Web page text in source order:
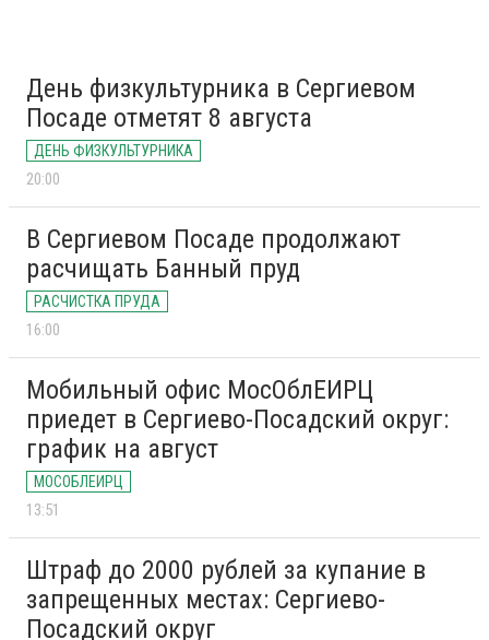
День физкультурника в Сергиевом
Посаде отметят 8 августа
ДЕНЬ ФИЗКУЛЬТУРНИКА
20:00
В Сергиевом Посаде продолжают
расчищать Банный пруд
РАСЧИСТКА ПРУДА
16:00
Мобильный офис МосОблЕИРЦ
приедет в Сергиево-Посадский округ:
график на август
МОСОБЛЕИРЦ
13:51
Штраф до 2000 рублей за купание в
запрещенных местах: Сергиево-
Посадский округ